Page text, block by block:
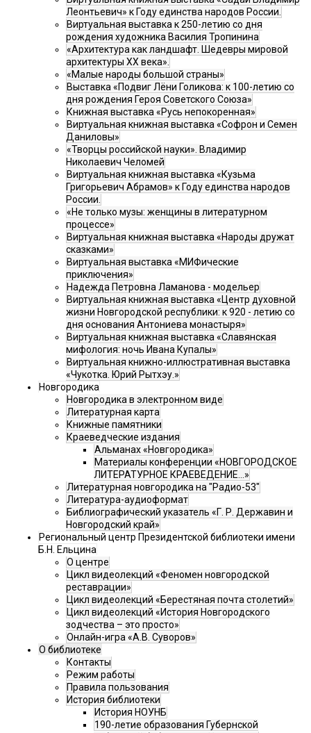
Леонтьевич» к Году единства народов России.
Виртуальная выставка к 250-летию со дня
рождения художника Василия Тропинина
«Архитектура как ландшафт. Шедевры мировой
архитектуры XX века».
«Малые народы большой страны»
Выставка «Подвиг Лёни Голикова: к 100-летию со
дня рождения Героя Советского Союза»
Книжная выставка «Русь непокоренная»
Виртуальная книжная выставка «Софрон и Семен
Даниловы»
«Творцы российской науки». Владимир
Николаевич Челомей
Виртуальная книжная выставка «Кузьма
Григорьевич Абрамов» к Году единства народов
России.
«Не только музы: женщины в литературном
процессе»
Виртуальная книжная выставка «Народы дружат
сказками»
Виртуальная выставка «МИФические
приключения»
Надежда Петровна Ламанова - модельер
Виртуальная книжная выставка «Центр духовной
жизни Новгородской республики: к 920 - летию со
дня основания Антониева монастыря»
Виртуальная книжная выставка «Славянская
мифология: ночь Ивана Купалы»
Виртуальная книжно-иллюстративная выставка
«Чукотка. Юрий Рытхэу.»
Новгородика
Новгородика в электронном виде
Литературная карта
Книжные памятники
Краеведческие издания
Альманах «Новгородика»
Материалы конференции «НОВГОРОДСКОЕ
ЛИТЕРАТУРНОЕ КРАЕВЕДЕНИЕ...»
Литературная новгородика на "Радио-53"
Литература-аудиоформат
Библиографический указатель «Г. Р. Державин и
Новгородский край»
Региональный центр Президентской библиотеки имени
Б.Н. Ельцина
О центре
Цикл видеолекций «Феномен новгородской
реставрации»
Цикл видеолекций «Берестяная почта столетий»
Цикл видеолекций «История Новгородского
зодчества – это просто»
Онлайн-игра «А.В. Суворов»
О библиотеке
Контакты
Режим работы
Правила пользования
История библиотеки
История НОУНБ
190-летие образования Губернской